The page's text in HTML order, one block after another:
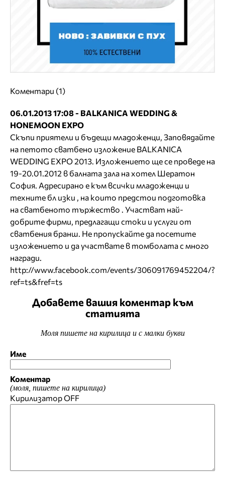
Коментари (1)
06.01.2013 17:08 - BALKANICA WEDDING &
HONEMOON EXPO
Скъпи приятели и бъдещи младоженци, Заповядайте
на петото сватбено изложение BALKANICA
WEDDING EXPO 2013. Изложението ще се проведе на
19-20.01.2012 в балната зала на хотел Шератон
София. Адресирано е към всички младоженци и
техните бл изки , на които предстои подготовка
на сватбеното тържество . Участват най-
добрите фирми, предлагащи стоки и услуги от
сватбения бранш. Не пропускайте да посетите
изложението и да участвате в томболата с много
награди.
http://www.facebook.com/events/306091769452204/?
ref=ts&fref=ts
Добавете вашия коментар към
статията
Моля пишете на кирилица и с малки букви
Име
Коментар
(моля, пишете на кирилица)
КирилизаторOFF